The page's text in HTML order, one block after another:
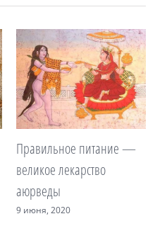
Тридоша – алхимия жизни
и здоровья
17 мая, 2020